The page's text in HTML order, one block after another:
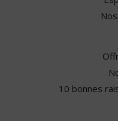
10 bonnes